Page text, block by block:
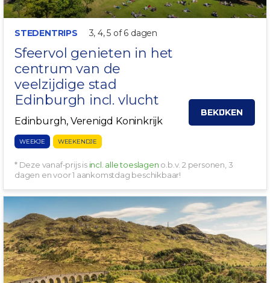
STEDENTRIPS 3, 4, 5 of 6 dagen
Sfeervol genieten in het
centrum van de
veelzijdige stad
Edinburgh incl. vlucht
Edinburgh, Verenigd Koninkrijk
WEEKJE WEEKENDJE
BEKIJKEN
* Deze vanaf-prijs is incl. alle toeslagen o.b.v. 2 personen, 3
dagen en voor 1 aankomstdag beschikbaar!
EXTRA VOORDELIG!